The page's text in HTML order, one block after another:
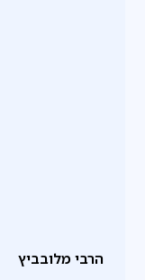
הרבי מלובביץ